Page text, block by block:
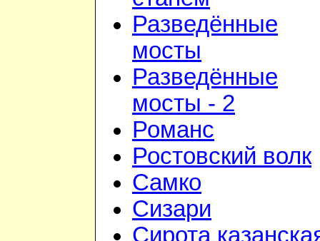
Разведённые
мосты
Разведённые
мосты - 2
Романс
Ростовский волк
Самко
Сизари
Сирота